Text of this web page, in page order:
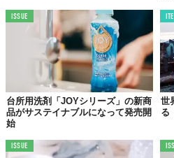
ラスチックはまだ市場が成熟し
『生分解性』とは言っても、実
分解されなかったり、一部しか
とが多いのも大きな課題です。
それでも、いつかはすべてのプ
なかで分解されるものに置き換
ています。重要なのは、一部の
うな『法による、分解されない
まだまだ長い旅路は始まったば
ISSUE
台所用洗剤「JOYシリーズ」の新商
品がサステイナブルになって発売開
始
世
る
ISSUE